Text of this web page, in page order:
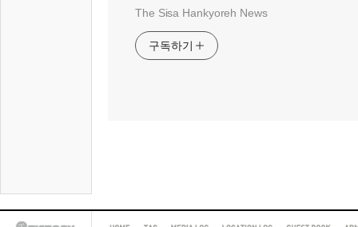
The Sisa Hankyoreh News
구독하기